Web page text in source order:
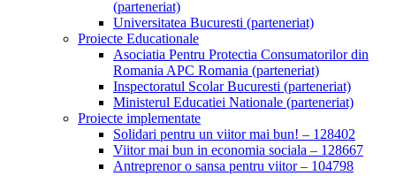
(parteneriat)
Universitatea Bucuresti (parteneriat)
Proiecte Educationale
Asociatia Pentru Protectia Consumatorilor din
Romania APC Romania (parteneriat)
Inspectoratul Scolar Bucuresti (parteneriat)
Ministerul Educatiei Nationale (parteneriat)
Proiecte implementate
Solidari pentru un viitor mai bun! – 128402
Viitor mai bun in economia sociala – 128667
Antreprenor o sansa pentru viitor – 104798